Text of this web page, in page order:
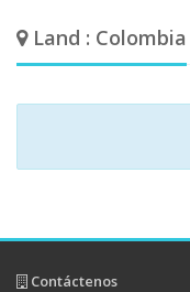
Land : Colombia
Contáctenos